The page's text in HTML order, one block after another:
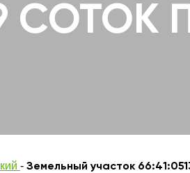
СОТОК
- Земельный участок